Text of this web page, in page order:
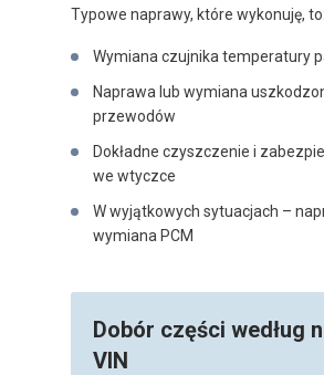
Typowe naprawy, które wykonuję, to:
Wymiana czujnika temperatury
Naprawa lub wymiana
przewodów
Dokładne czyszczenie i
we wtyczce
W wyjątkowych sytuacjach –
wymiana PCM
Dobór części według
VIN